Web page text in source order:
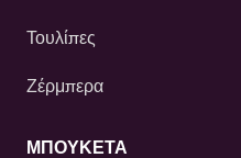
Τουλίπες
Ζέρμπερα
ΜΠΟΥΚΕΤΑ